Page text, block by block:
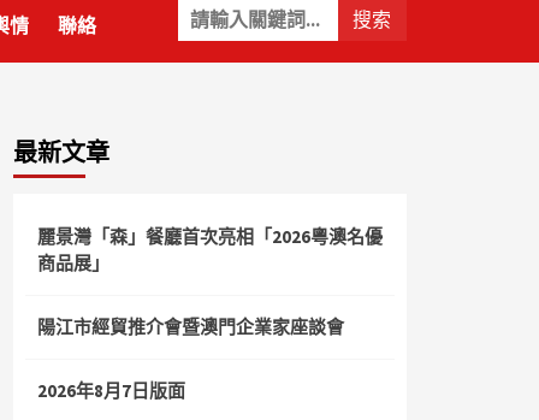
關
鍵
字:
情 聯絡
最新文章
麗景灣「森」餐廳首次亮相「2026粵澳名優
商品展」
陽江市經貿推介會暨澳門企業家座談會
2026年8月7日版面